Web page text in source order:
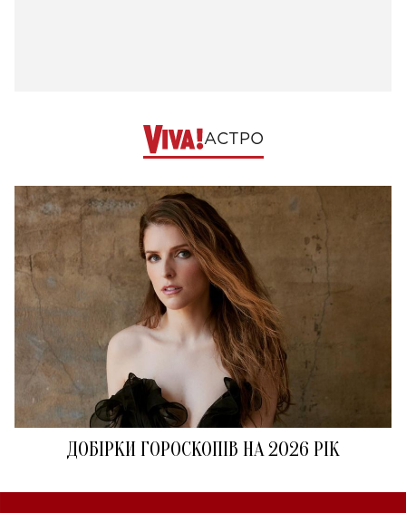
АСТРО
ДОБІРКИ ГОРОСКОПІВ НА 2026 РІК